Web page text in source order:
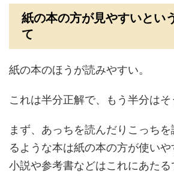
紙の本の方が見やすいとい
て
紙の本のほうが読みやすい。
これは半分正解で、もう半分はそ
まず、あっちを読んだりこっちを
るような本は紙の本の方が使いや
小説や参考書などはこれにあたる